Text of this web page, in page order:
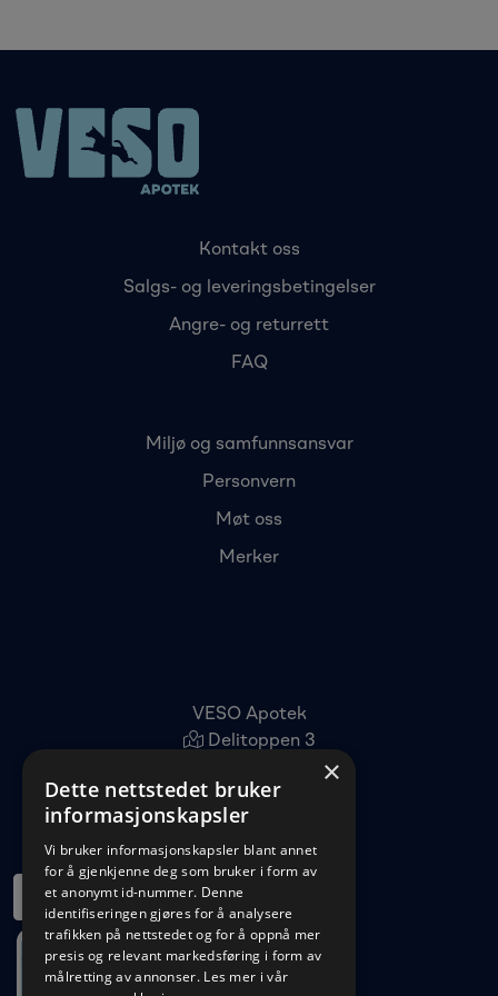
Kontakt oss
Salgs- og leveringsbetingelser
Angre- og returrett
FAQ
Miljø og samfunnsansvar
Personvern
Møt oss
Merker
VESO Apotek
Delitoppen 3
22 96 11 00
kundeservice@veso.no
×
Dette nettstedet bruker
informasjonskapsler
Vi bruker informasjonskapsler blant annet
for å gjenkjenne deg som bruker i form av
et anonymt id-nummer. Denne
identifiseringen gjøres for å analysere
trafikken på nettstedet og for å oppnå mer
presis og relevant markedsføring i form av
målretting av annonser. Les mer i vår